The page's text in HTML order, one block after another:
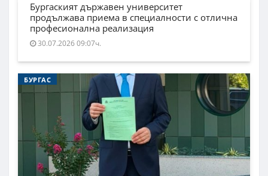
Бургаският държавен университет
продължава приема в специалности с отлична
професионална реализация
30.07.2026 09:07ч.
БУРГАС